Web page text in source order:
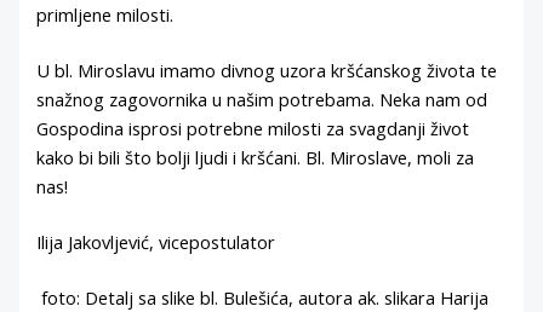
primljene milosti.
U bl. Miroslavu imamo divnog uzora kršćanskog života te
snažnog zagovornika u našim potrebama. Neka nam od
Gospodina isprosi potrebne milosti za svagdanji život
kako bi bili što bolji ljudi i kršćani. Bl. Miroslave, moli za
nas!
Ilija Jakovljević, vicepostulator
foto: Detalj sa slike bl. Bulešića, autora ak. slikara Harija